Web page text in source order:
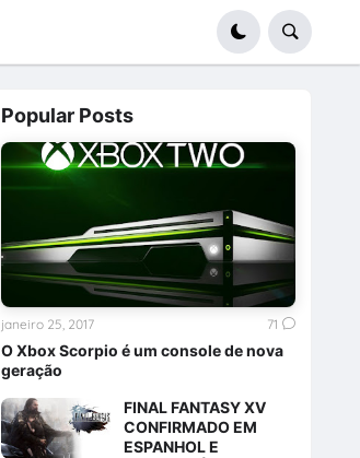
Popular Posts
O Xbox Scorpio é um console de nova
geração
janeiro 25, 2017 71
FINAL FANTASY XV
CONFIRMADO EM
ESPANHOL E